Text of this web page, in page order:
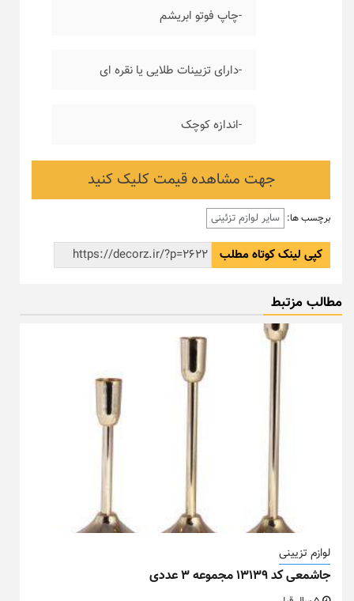
-چاپ فوتو ابریشم
-دارای تزیینات طلایی یا نقره ای
-اندازه کوچک
جهت مشاهده قیمت کلیک کنید
برچسب ها: سایر لوازم تزئینی
کپی لینک کوتاه مطلب
مطالب مزتبط
لوازم تزیینی
جاشمعی کد ۱۳۱۳۹ مجموعه ۳ عددی